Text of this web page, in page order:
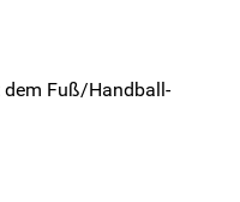
dem Fuß/Handball-